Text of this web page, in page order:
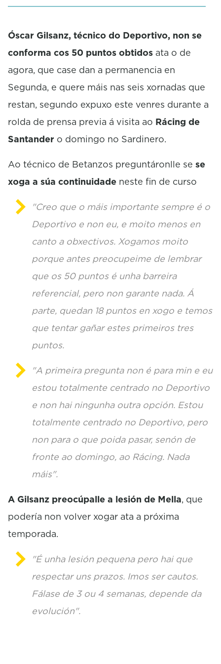
d
s
Óscar Gilsanz, técnico do Deportivo, non se
conforma cos 50 puntos obtidos ata o de
agora, que case dan a permanencia en
Segunda, e quere máis nas seis xornadas que
restan, segundo expuxo este venres durante a
rolda de prensa previa á visita ao Rácing de
Santander o domingo no Sardinero.
Ao técnico de Betanzos preguntáronlle se se
xoga a súa continuidade neste fin de curso
"Creo que o máis importante sempre é o
Deportivo e non eu, e moito menos en
canto a obxectivos. Xogamos moito
porque antes preocupeime de lembrar
que os 50 puntos é unha barreira
referencial, pero non garante nada. Á
parte, quedan 18 puntos en xogo e temos
que tentar gañar estes primeiros tres
puntos.
"A primeira pregunta non é para min e eu
estou totalmente centrado no Deportivo
e non hai ningunha outra opción. Estou
totalmente centrado no Deportivo, pero
non para o que poida pasar, senón de
fronte ao domingo, ao Rácing. Nada
máis".
A Gilsanz preocúpalle a lesión de Mella, que
podería non volver xogar ata a próxima
temporada.
"É unha lesión pequena pero hai que
respectar uns prazos. Imos ser cautos.
Fálase de 3 ou 4 semanas, depende da
evolución".